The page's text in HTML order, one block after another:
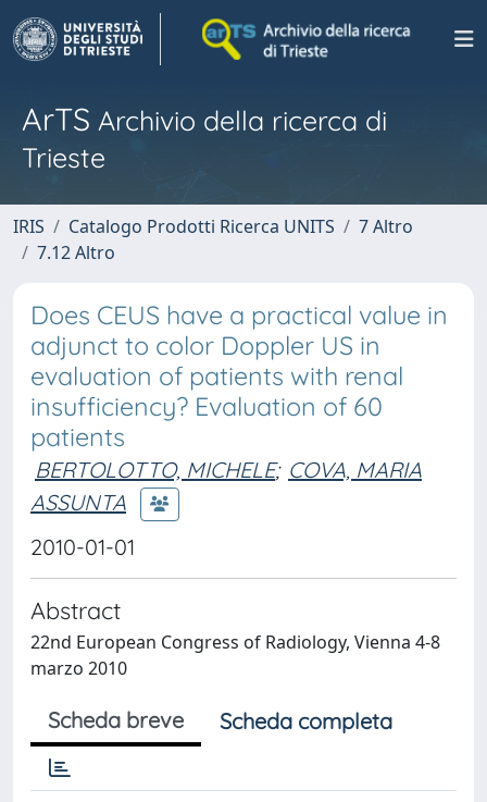
ArTS Archivio della ricerca di
Trieste
IRIS Catalogo Prodotti Ricerca UNITS
7 Altro
7.12 Altro
Does CEUS have a practical value in
adjunct to color Doppler US in
evaluation of patients with renal
insufficiency? Evaluation of 60
patients
BERTOLOTTO, MICHELE; COVA, MARIA
ASSUNTA
2010-01-01
Abstract
22nd European Congress of Radiology, Vienna 4-8
marzo 2010
Scheda breve Scheda completa